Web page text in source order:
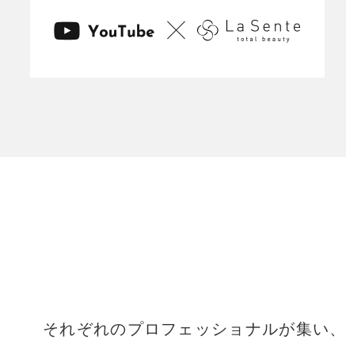
それぞれのプロフェッショナルが集い、